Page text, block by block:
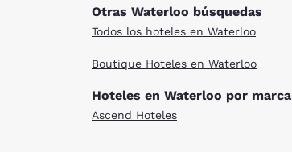
Otras Waterloo búsquedas
Todos los hoteles en Waterloo
Boutique Hoteles en Waterloo
Hoteles en Waterloo por marca
Ascend Hoteles